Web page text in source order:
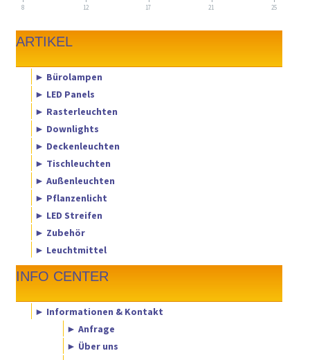
8 12 17 21 25
ARTIKEL
► Bürolampen
► LED Panels
► Rasterleuchten
► Downlights
► Deckenleuchten
► Tischleuchten
► Außenleuchten
► Pflanzenlicht
► LED Streifen
► Zubehör
► Leuchtmittel
INFO CENTER
► Informationen & Kontakt
► Anfrage
► Über uns